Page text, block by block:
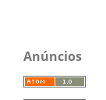
Anúncios